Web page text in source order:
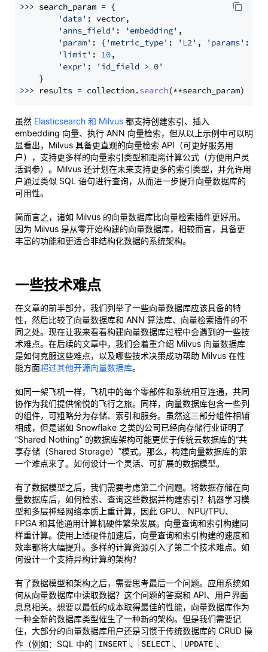
>>> search_param = {
'data' : vector,
'anns_field' : 'embedding' ,
'param' : { 'metric_type' : 'L2' , 'params' : {
'limit' : 10,
'expr' :
'id_field > 0'
    }
>>> results = collection.search
虽然 Elasticsearch 和 Milvus 都支持创建索引、插入
embedding 向量、执行 ANN 向量检索，但从以上示例中可以明
显看出，Milvus 具备更直观的向量检索 API（可更好服务用
户），支持更多样的向量索引类型和距离计算公式（方便用户灵
活调参）。Milvus 还计划在未来支持更多的索引类型，并允许用
户通过类似 SQL 语句进行查询，从而进一步提升向量数据库的
可用性。
简而言之，诸如 Milvus 的向量数据库比向量检索插件更好用。
因为 Milvus 是从零开始构建的向量数据库，相较而言，具备更
丰富的功能和更适合非结构化数据的系统架构。
一些技术难点
在文章的前半部分，我们列举了一些向量数据库应该具备的特
性，然后比较了向量数据库和 ANN 算法库、向量检索插件的不
同之处。现在让我来看看构建向量数据库过程中会遇到的一些技
术难点。在后续的文章中，我们会着重介绍 Milvus 向量数据库
是如何克服这些难点，以及哪些技术决策成功帮助 Milvus 在性
能方面超过其他开源向量数据库。
如同一架飞机一样，飞机中的每个零部件和系统相互连通，共同
协作为我们提供愉悦的飞行之旅。同样，向量数据库包含一些列
的组件，可粗略分为存储、索引和服务。虽然这三部分组件相辅
相成，但是诸如 Snowflake 之类的公司已经向存储行业证明了
“Shared Nothing” 的数据库架构可能更优于传统云数据库的“共
享存储（Shared Storage）”模式。那么，构建向量数据库的第
一个难点来了。如何设计一个灵活、可扩展的数据模型。
有了数据模型之后，我们需要考虑第二个问题。将数据存储在向
量数据库后，如何检索、查询这些数据并构建索引？机器学习模
型和多层神经网络本质上重计算，因此 GPU、 NPU/TPU、
FPGA 和其他通用计算机硬件繁荣发展。向量查询和索引构建同
样重计算。使用上述硬件加速后，向量查询和索引构建的速度和
效率都将大幅提升。多样的计算资源引入了第二个技术难点。如
何设计一个支持异构计算的架构？
有了数据模型和架构之后，需要思考最后一个问题。应用系统如
何从向量数据库中读取数据？这个问题的答案和 API、用户界面
息息相关。想要以最低的成本取得最佳的性能，向量数据库作为
一种全新的数据库类型催生了一种新的架构。但是我们需要记
住，大部分的向量数据库用户还是习惯于传统数据库的 CRUD 操
作（例如：SQL 中的
INSERT 、 SELECT 、 UPDATE 、